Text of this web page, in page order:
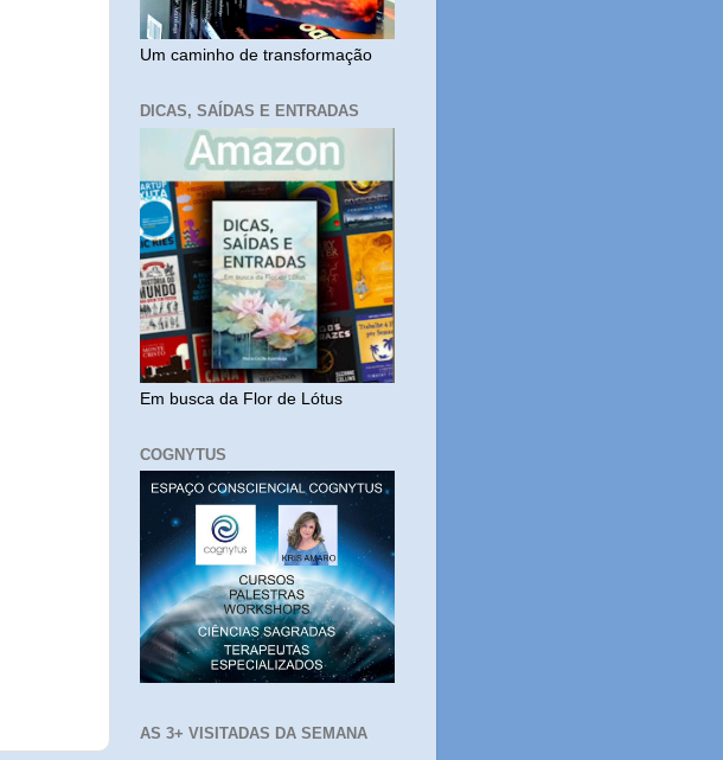
Um caminho de transformação
DICAS, SAÍDAS E ENTRADAS
Em busca da Flor de Lótus
COGNYTUS
AS 3+ VISITADAS DA SEMANA